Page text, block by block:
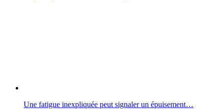
Une fatigue inexpliquée peut signaler un épuisement…